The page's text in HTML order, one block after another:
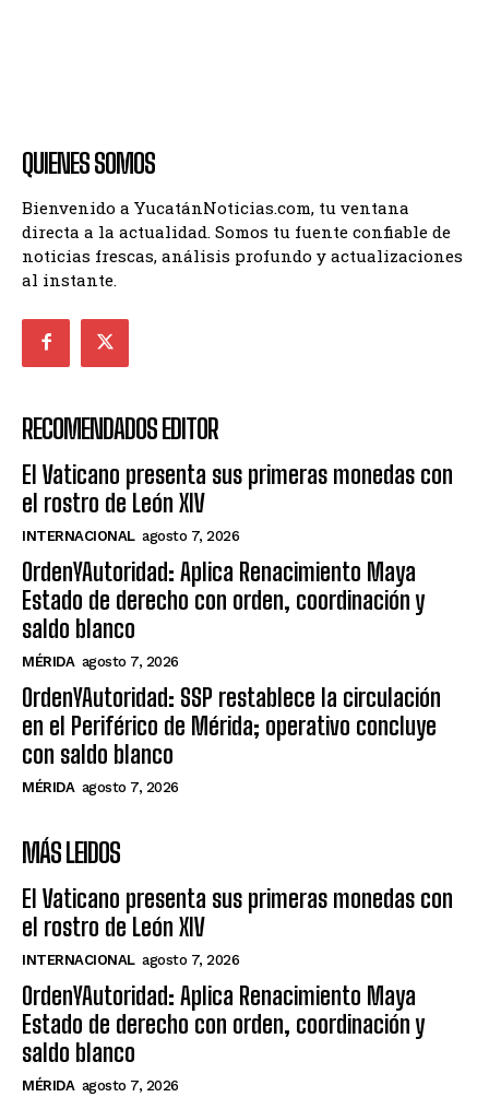
QUIENES SOMOS
Bienvenido a YucatánNoticias.com, tu ventana
directa a la actualidad. Somos tu fuente confiable de
noticias frescas, análisis profundo y actualizaciones
al instante.
RECOMENDADOS EDITOR
El Vaticano presenta sus primeras monedas con
el rostro de León XIV
INTERNACIONAL agosto 7, 2026
OrdenYAutoridad: Aplica Renacimiento Maya
Estado de derecho con orden, coordinación y
saldo blanco
MÉRIDA agosto 7, 2026
OrdenYAutoridad: SSP restablece la circulación
en el Periférico de Mérida; operativo concluye
con saldo blanco
MÉRIDA agosto 7, 2026
MÁS LEIDOS
El Vaticano presenta sus primeras monedas con
el rostro de León XIV
INTERNACIONAL agosto 7, 2026
OrdenYAutoridad: Aplica Renacimiento Maya
Estado de derecho con orden, coordinación y
saldo blanco
MÉRIDA agosto 7, 2026